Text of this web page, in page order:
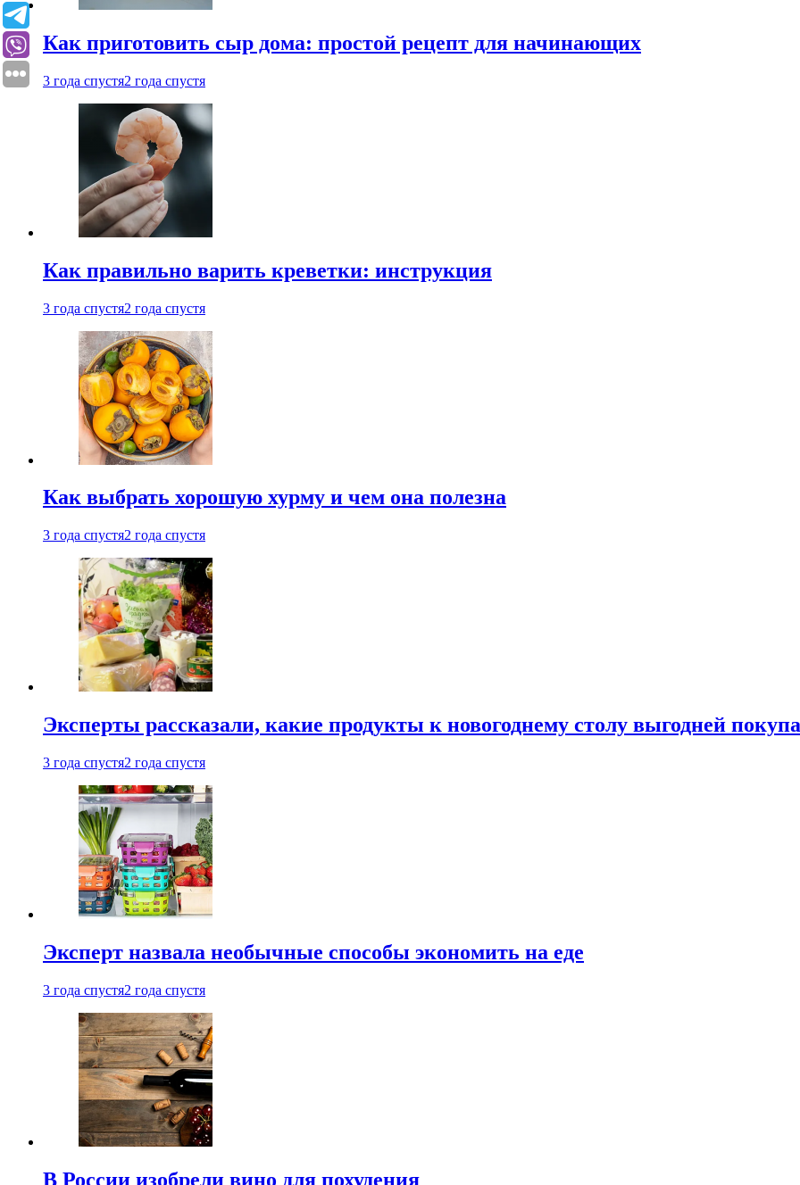
Как приготовить сыр дома: простой рецепт для начинающих
3 года спустя2 года спустя
Как правильно варить креветки: инструкция
3 года спустя2 года спустя
Как выбрать хорошую хурму и чем она полезна
3 года спустя2 года спустя
Эксперты рассказали, какие продукты к новогоднему столу выгодней
3 года спустя2 года спустя
Эксперт назвала необычные способы экономить на еде
3 года спустя2 года спустя
В России изобрели вино для похудения